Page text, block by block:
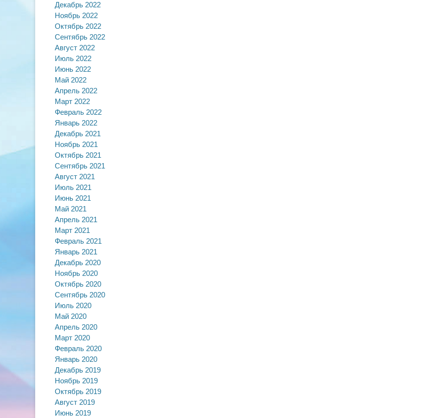
Декабрь 2022
Ноябрь 2022
Октябрь 2022
Сентябрь 2022
Август 2022
Июль 2022
Июнь 2022
Май 2022
Апрель 2022
Март 2022
Февраль 2022
Январь 2022
Декабрь 2021
Ноябрь 2021
Октябрь 2021
Сентябрь 2021
Август 2021
Июль 2021
Июнь 2021
Май 2021
Апрель 2021
Март 2021
Февраль 2021
Январь 2021
Декабрь 2020
Ноябрь 2020
Октябрь 2020
Сентябрь 2020
Июль 2020
Май 2020
Апрель 2020
Март 2020
Февраль 2020
Январь 2020
Декабрь 2019
Ноябрь 2019
Октябрь 2019
Август 2019
Июнь 2019